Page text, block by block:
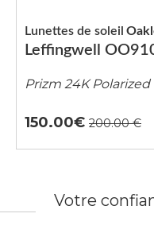
Leffingwell
Lunettes de soleil
Prizm 24K Polarized
150.00
Votre